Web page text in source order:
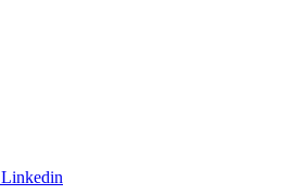
Linkedin